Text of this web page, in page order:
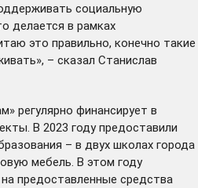
социальную
делается в рамках
это правильно, конечно такие
– сказал Станислав
регулярно финансирует в
В 2023 году предоставили
– в двух школах города
мебель. В этом году
предоставленные средства